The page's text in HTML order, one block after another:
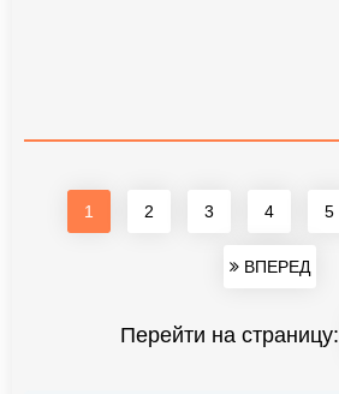
1 2 3 4 5
ВПЕРЕД
Перейти на страницу: